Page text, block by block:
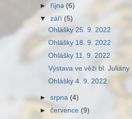
►října(6)
▼září (5)
Ohlášky 25. 9. 2022
Ohlášky 18. 9. 2022
Ohlášky 11. 9. 2022
Výstava ve věži bl. Juliány
Ohlášky 4. 9. 2022
►srpna (4)
►července (9)